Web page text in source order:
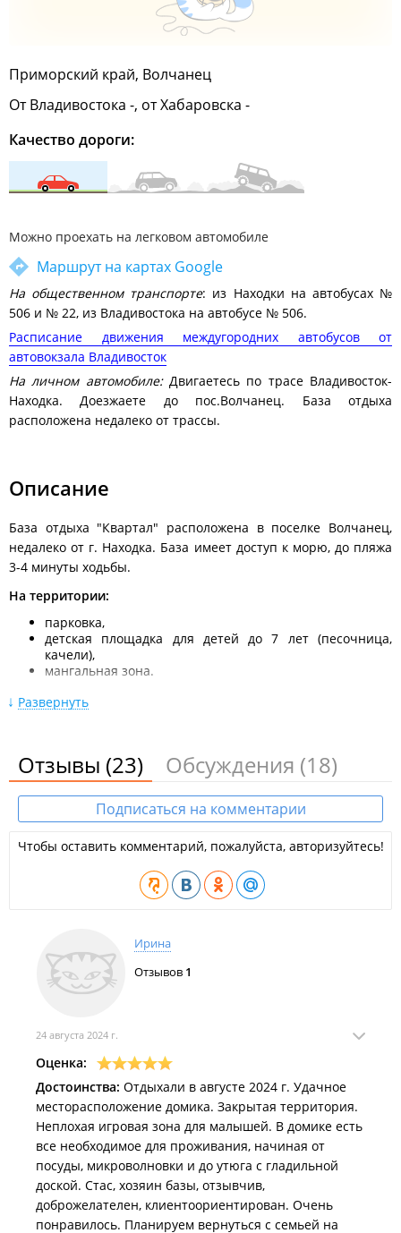
Приморский край, Волчанец
От Владивостока -, от Хабаровска -
Качество дороги:
Можно проехать на легковом автомобиле
Маршрут на картах Google
На общественном транспорте: из Находки на автобусах №
506 и № 22, из Владивостока на автобусе № 506.
Расписание движения междугородних автобусов от
автовокзала Владивосток
На личном автомобиле: Двигаетесь по трасе Владивосток-
Находка. Доезжаете до пос.Волчанец. База отдыха
расположена недалеко от трассы.
Описание
База отдыха "Квартал" расположена в поселке Волчанец,
недалеко от г. Находка. База имеет доступ к морю, до пляжа
3-4 минуты ходьбы.
На территории:
парковка,
детская площадка для детей до 7 лет (песочница,
качели),
мангальная зона.
Дополнительные предложения:
Такси с ж/д вокзала г. Находка (организуется по
договоренности с администрацией).
Питание организуется самостоятельно (есть посуда,
мангалы). Веранда оборудована для приготовления
пищи. На территории поселка есть магазины и кафе
Тихий час: с 22:00 до 9:00.
Развернуть
Отзывы (23) Обсуждения (18)
Подписаться на комментарии
Чтобы оставить комментарий, пожалуйста, авторизуйтесь!
Ирина
Отзывов 1
24 августа 2024 г.
Оценка:
Достоинства: Отдыхали в августе 2024 г. Удачное
месторасположение домика. Закрытая территория.
Неплохая игровая зона для малышей. В домике есть
все необходимое для проживания, начиная от
посуды, микроволновки и до утюга с гладильной
доской. Стас, хозяин базы, отзывчив,
доброжелателен, клиентоориентирован. Очень
понравилось. Планируем вернуться с семьей на